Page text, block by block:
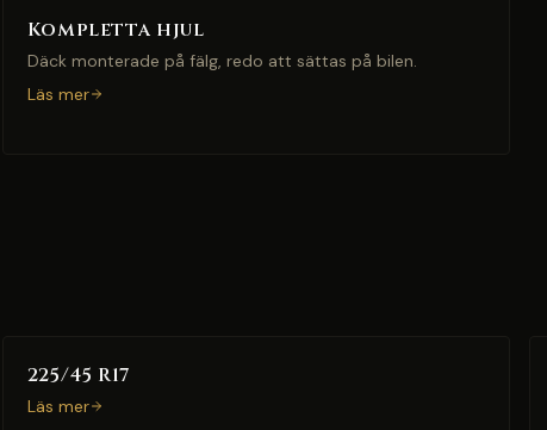
Kompletta hjul
Däck monterade på fälg, redo att sättas på bilen.
Läs mer
225/45 R17
Läs mer